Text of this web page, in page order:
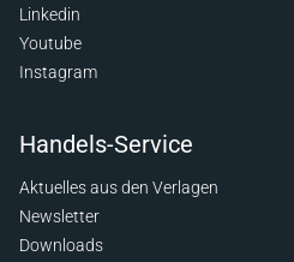
Linkedin
Youtube
Instagram
Handels-Service
Aktuelles aus den Verlagen
Newsletter
Downloads